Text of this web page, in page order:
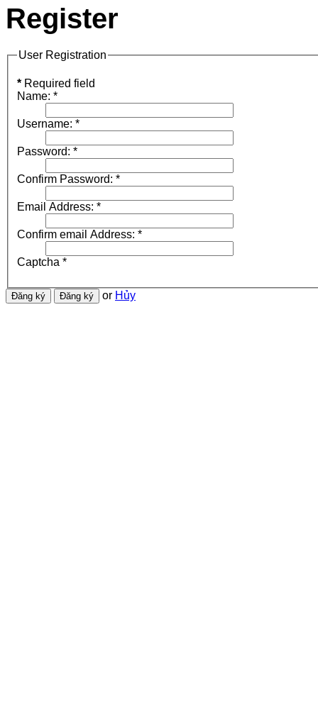
Register
User Registration
* Required field
Name: *
Username: *
Password: *
Confirm Password: *
Email Address: *
Confirm email Address: *
Captcha *
or Hủy